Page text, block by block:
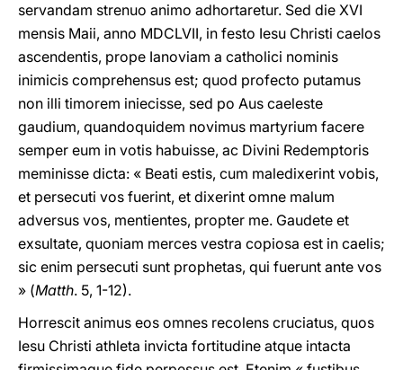
servandam strenuo animo adhortaretur. Sed die XVI
mensis Maii, anno MDCLVII, in festo Iesu Christi caelos
ascendentis, prope Ianoviam a catholici nominis
inimicis comprehensus est; quod profecto putamus
non illi timorem iniecisse, sed po Aus caeleste
gaudium, quandoquidem novimus martyrium facere
semper eum in votis habuisse, ac Divini Redemptoris
meminisse dicta: « Beati estis, cum maledixerint vobis,
et persecuti vos fuerint, et dixerint omne malum
adversus vos, mentientes, propter me. Gaudete et
exsultate, quoniam merces vestra copiosa est in caelis;
sic enim persecuti sunt prophetas, qui fuerunt ante vos
» (Matth. 5, 1-12).
Horrescit animus eos omnes recolens cruciatus, quos
Iesu Christi athleta invicta fortitudine atque intacta